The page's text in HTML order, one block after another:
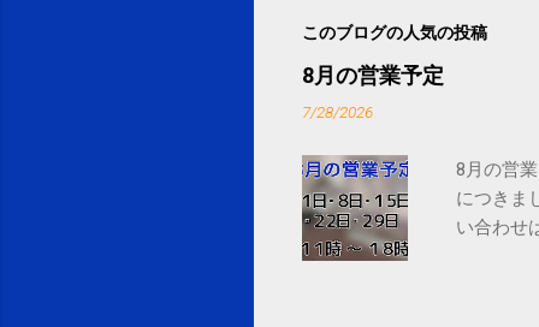
このブログの人気の投稿
8月の営業予定
7/28/2026
8月の営
につきま
い合わせ